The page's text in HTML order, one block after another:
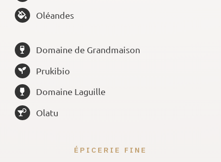
Oléandes
Domaine de Grandmaison
Prukibio
Domaine Laguille
Olatu
ÉPICERIE FINE